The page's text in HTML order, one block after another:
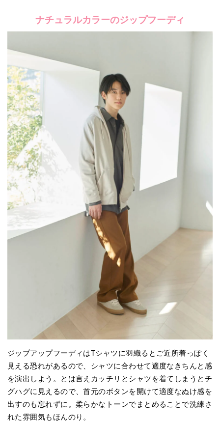
ナチュラルカラーのジップフーディ
ジップアップフーディはTシャツに羽織るとご近所着っぽく
見える恐れがあるので、シャツに合わせて適度なきちんと感
を演出しよう。とは言えカッチリとシャツを着てしまうとチ
グハグに見えるので、首元のボタンを開けて適度なぬけ感を
出すのも忘れずに。柔らかなトーンでまとめることで洗練さ
れた雰囲気もほんのり。